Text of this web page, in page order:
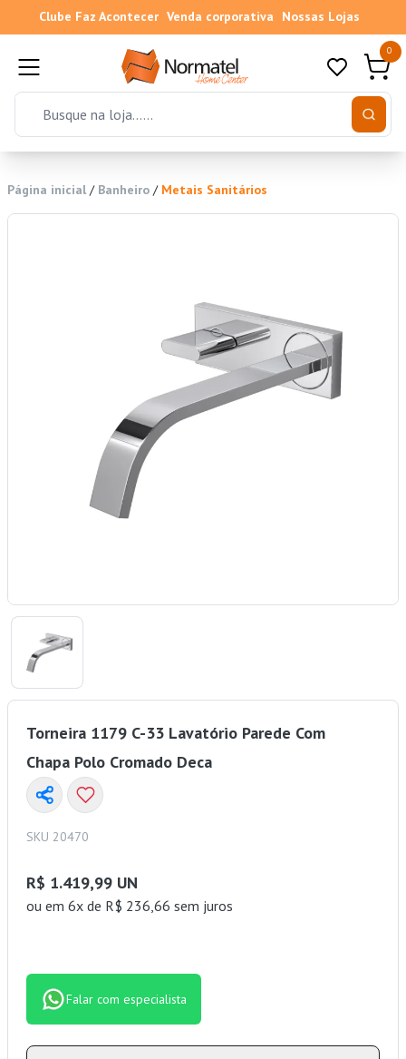
Clube Faz Acontecer Venda corporativa Nossas Lojas
0
Página inicial / Banheiro / Metais Sanitários
Torneira 1179 C-33 Lavatório Parede Com
Chapa Polo Cromado Deca
SKU 20470
R$ 1.419,99 UN
ou em 6x de R$ 236,66 sem juros
Falar com especialista